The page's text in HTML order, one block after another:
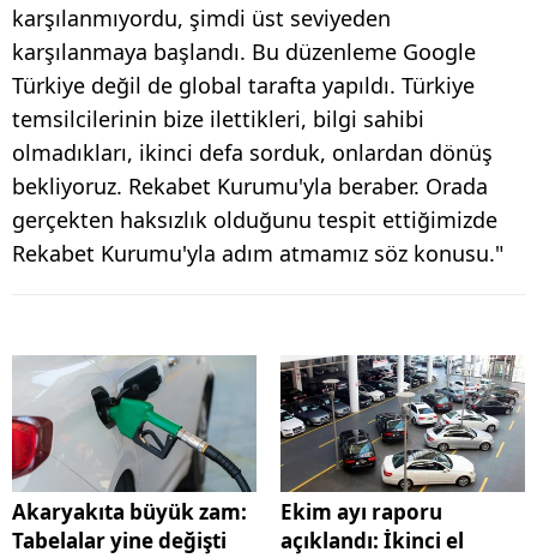
karşılanmıyordu, şimdi üst seviyeden
karşılanmaya başlandı. Bu düzenleme Google
Türkiye değil de global tarafta yapıldı. Türkiye
temsilcilerinin bize ilettikleri, bilgi sahibi
olmadıkları, ikinci defa sorduk, onlardan dönüş
bekliyoruz. Rekabet Kurumu'yla beraber. Orada
gerçekten haksızlık olduğunu tespit ettiğimizde
Rekabet Kurumu'yla adım atmamız söz konusu."
Akaryakıta büyük zam:
Tabelalar yine değişti
Ekim ayı raporu
açıklandı: İkinci el